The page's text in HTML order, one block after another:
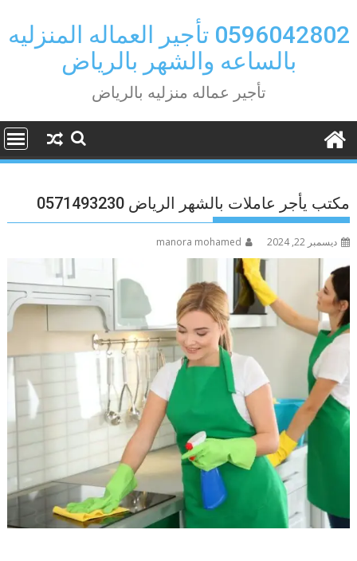
to
content
0596042802 تأجير العماله المنزليه
بالساعه والشهر بالرياض
تأجير عماله منزليه بالرياض
مكتب يأجر عاملات بالشهر الرياض 0571493230
ديسمبر 22, 2024 manora mohamed